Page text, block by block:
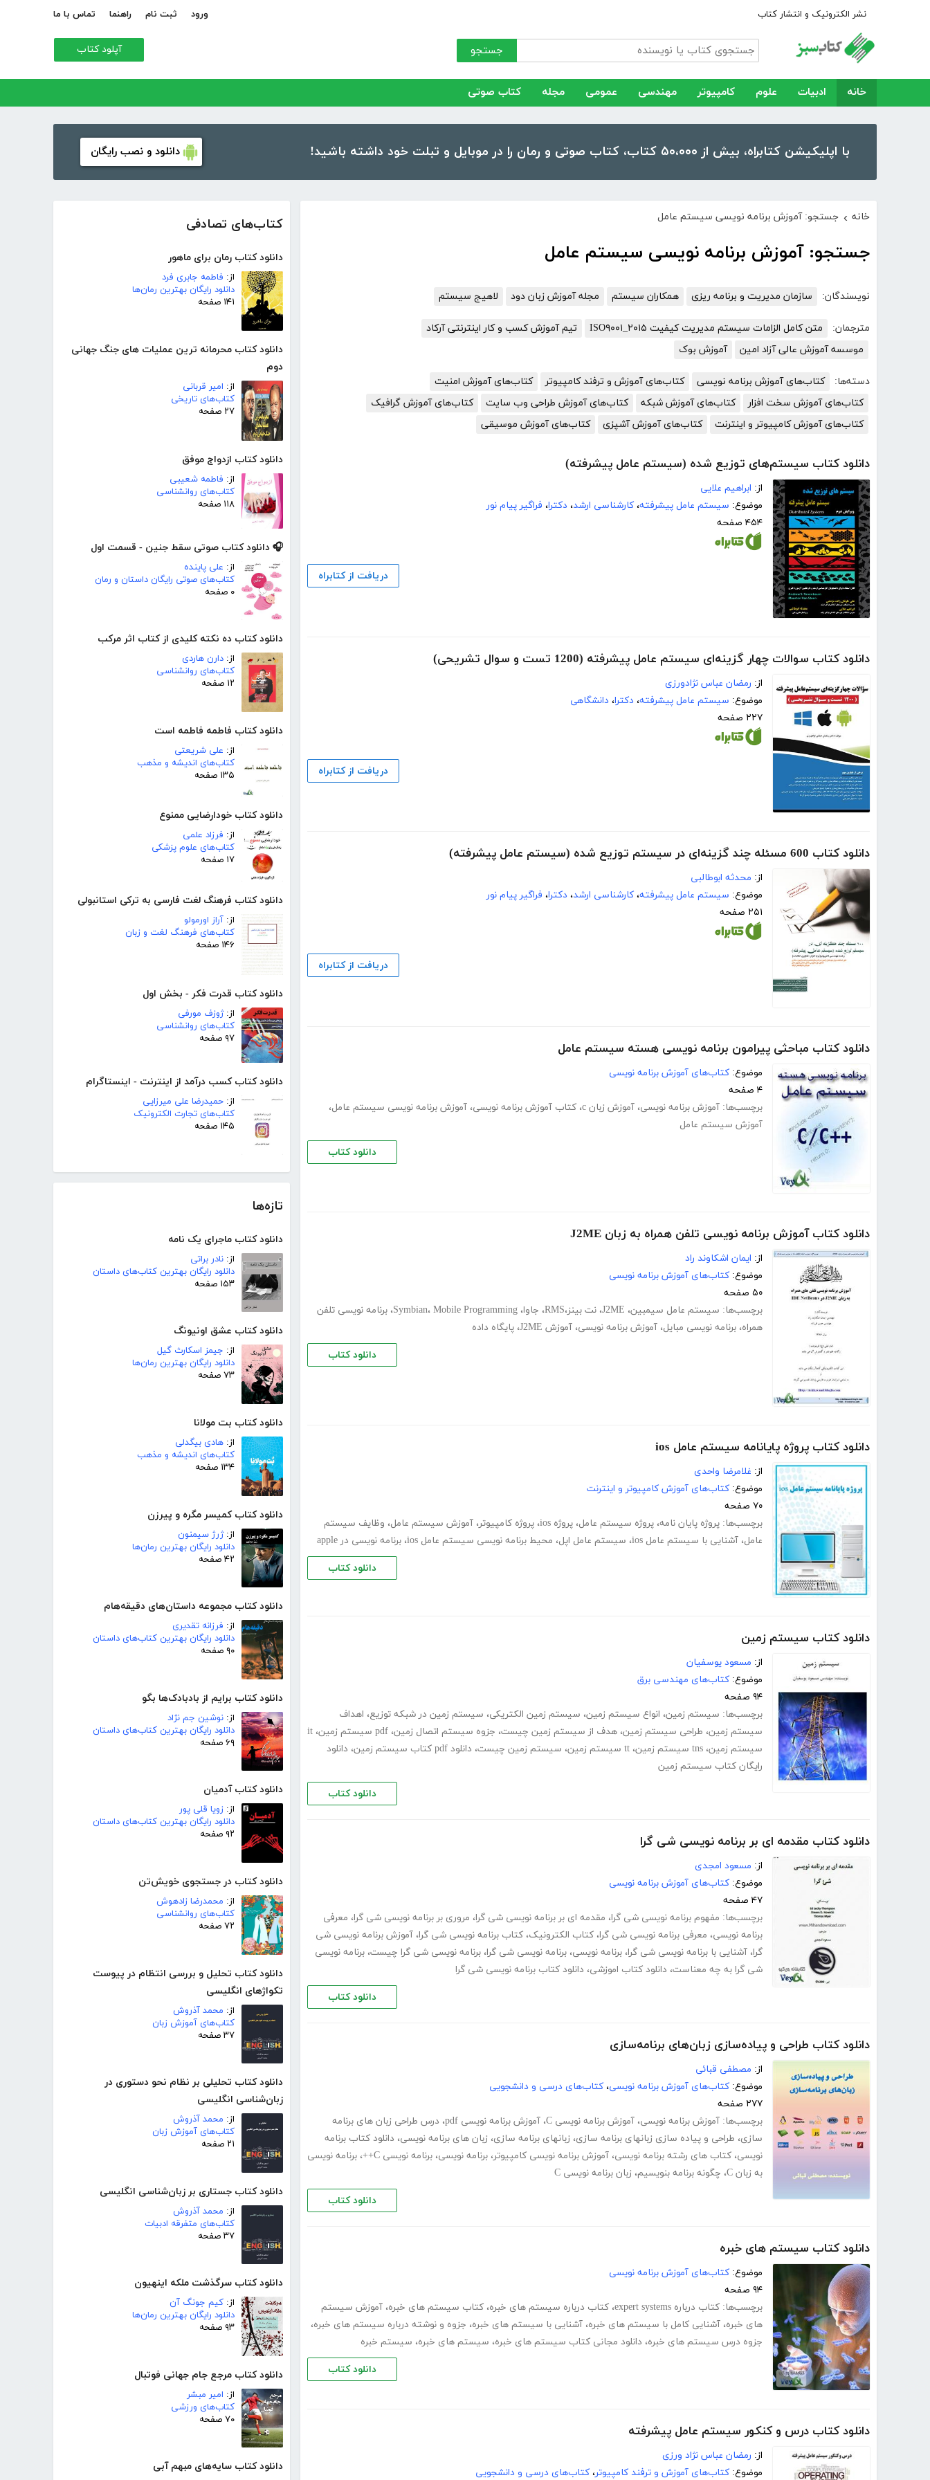
نشر الکترونیک و انتشار کتاب ورود ثبت نام راهنما تماس با ما
جستجو آپلود کتاب
خانه ادبیات علوم کامپیوتر مهندسی عمومی مجله کتاب صوتی
با اپلیکیشن کتابراه، بیش از ۵۰،۰۰۰ کتاب، کتاب صوتی و رمان را در موبایل و تبلت خود داشته باشید! دانلود و نصب رایگان
کتاب‌های تصادفی
دانلود کتاب رمان برای ماهور
از: فاطمه جابری فرد
دانلود رایگان بهترین رمان‌ها
۱۴۱ صفحه
دانلود کتاب محرمانه ترین عملیات های جنگ جهانی
دوم
از: امیر قربانی
کتاب‌های تاریخی
۲۷ صفحه
دانلود کتاب ازدواج موفق
از: فاطمه شعیبی
کتاب‌های روانشناسی
۱۱۸ صفحه
🎧 دانلود کتاب صوتی سقط جنین - قسمت اول
از: علی پاینده
کتاب‌های صوتی رایگان داستان و رمان
۰ صفحه
دانلود کتاب ده نکته کلیدی از کتاب اثر مرکب
از: دارن هاردی
کتاب‌های روانشناسی
۱۲ صفحه
دانلود کتاب فاطمه فاطمه است
از: علی شریعتی
کتاب‌های اندیشه و مذهب
۱۳۵ صفحه
دانلود کتاب خودارضایی ممنوع
از: فرزاد علمی
کتاب‌های علوم پزشکی
۱۷ صفحه
دانلود کتاب فرهنگ لغت فارسی به ترکی استانبولی
از: آراز اورمولو
کتاب‌های فرهنگ لغت و زبان
۱۴۶ صفحه
دانلود کتاب قدرت فکر - بخش اول
از:ژوزف مورفی
کتاب‌های روانشناسی
۹۷ صفحه
دانلود کتاب کسب درآمد از اینترنت - اینستاگرام
از: حمیدرضا علی میرزایی
کتاب‌های تجارت الکترونیک
۱۴۵ صفحه
تازه‌ها
دانلود کتاب ماجرای یک نامه
از: نادر براتی
دانلود رایگان بهترین کتاب‌های داستان
۱۵۳ صفحه
دانلود کتاب عشق اونیونگ
از: جیمز اسکارث گیل
دانلود رایگان بهترین رمان‌ها
۷۳ صفحه
دانلود کتاب بت مولانا
از: هادی بیگدلی
کتاب‌های اندیشه و مذهب
۱۳۴ صفحه
دانلود کتاب کمیسر مگره و پیرزن
از:ژرژ سیمنون
دانلود رایگان بهترین رمان‌ها
۴۲ صفحه
دانلود کتاب مجموعه داستان‌های دقیقه‌هام
از: فرزانه تقدیری
دانلود رایگان بهترین کتاب‌های داستان
۹۰ صفحه
دانلود کتاب برایم از بادبادک‌ها بگو
از: نوشین جم نژاد
دانلود رایگان بهترین کتاب‌های داستان
۶۹ صفحه
دانلود کتاب آدمیان
از: زویا قلی پور
دانلود رایگان بهترین کتاب‌های داستان
۹۲ صفحه
دانلود کتاب در جستجوی خویش‌تن
از: محمدرضا زادهوش
کتاب‌های روانشناسی
۷۲ صفحه
دانلود کتاب تحلیل و بررسی انتظام در پیوست
تکواژهای انگلیسی
از: محمد آذروش
کتاب‌های آموزش زبان
۳۷ صفحه
دانلود کتاب تحلیلی بر نظام نحو دستوری در
زبان‌شناسی انگلیسی
از: محمد آذروش
کتاب‌های آموزش زبان
۲۱ صفحه
دانلود کتاب جستاری بر زبان‌شناسی انگلیسی
از: محمد آذروش
کتاب‌های متفرقه ادبیات
۳۷ صفحه
دانلود کتاب سرگذشت ملکه اینهیون
از: کیم جونگ آن
دانلود رایگان بهترین رمان‌ها
۹۳ صفحه
دانلود کتاب مرجع جام جهانی فوتبال
از: امیر مبشر
کتاب‌های ورزشی
۷۰ صفحه
دانلود کتاب سایه‌های مبهم آبی
خانه › جستجو: آموزش برنامه نویسی سیستم عامل
جستجو: آموزش برنامه نویسی سیستم عامل
نویسندگان: سازمان مدیریت و برنامه ریزی همکاران سیستم مجله آموزش زبان دود لاهیج سیستم
مترجمان: متن کامل الزامات سیستم مدیریت کیفیت ISO۹۰۰۱_۲۰۱۵
تیم آموزش کسب و کار اینترنتی آرکاد
موسسه آموزش عالی آزاد امین
آموزش بوک
دسته‌ها: کتاب‌های آموزش برنامه نویسی کتاب‌های آموزش و ترفند کامپیوتر
کتاب‌های آموزش امنیت
کتاب‌های آموزش سخت افزار
کتاب‌های آموزش شبکه کتاب‌های آموزش طراحی وب سایت
کتاب‌های آموزش گرافیک
کتاب‌های آموزش کامپیوتر و اینترنت
کتاب‌های آموزش آشپزی کتاب‌های آموزش موسیقی
دانلود کتاب سیستم‌های توزیع شده (سیستم عامل پیشرفته)
از: ابراهیم علایی
موضوع: سیستم عامل پیشرفته، کارشناسی ارشد، دکترا، فراگیر پیام نور
۴۵۴ صفحه
دریافت از کتابراه
دانلود کتاب سوالات چهار گزینه‌ای سیستم عامل پیشرفته (1200 تست و سوال تشریحی)
از: رمضان عباس نژادورزی
موضوع: سیستم عامل پیشرفته، دکترا، دانشگاهی
۲۲۷ صفحه
دریافت از کتابراه
دانلود کتاب 600 مسئله چند گزینه‌ای در سیستم توزیع شده (سیستم عامل پیشرفته)
از: محدثه ابوطالبی
موضوع: سیستم عامل پیشرفته، کارشناسی ارشد، دکترا، فراگیر پیام نور
۲۵۱ صفحه
دریافت از کتابراه
دانلود کتاب مباحثی پیرامون برنامه نویسی هسته سیستم عامل
موضوع: کتاب‌های آموزش برنامه نویسی
۴ صفحه
برچسب‌ها: آموزش برنامه نویسی، آموزش زبان c ، کتاب آموزش برنامه نویسی، آموزش برنامه نویسی سیستم عامل،
آموزش سیستم عامل
دانلود کتاب
دانلود کتاب آموزش برنامه نویسی تلفن همراه به زبان J2ME
از: ایمان اشکاوند راد
موضوع: کتاب‌های آموزش برنامه نویسی
۵۰ صفحه
برچسب‌ها: سیستم عامل سیمبین، J2ME، نت بینز،RMS ، جاوا، Symbian، Mobile Programming ، برنامه نویسی تلفن
همراه، برنامه نویسی مبایل، آموزش برنامه نویسی، آموزش J2ME ، پایگاه داده
دانلود کتاب
دانلود کتاب پروژه پایانامه سیستم عامل ios
از: غلامرضا واحدی
موضوع: کتاب‌های آموزش کامپیوتر و اینترنت
۷۰ صفحه
برچسب‌ها: پروژه پایان نامه، پروژه سیستم عامل، پروژه ios ، پروژه کامپیوتر، آموزش سیستم عامل، وظایف سیستم
عامل، آشنایی با سیستم عامل ios ، سیستم عامل اپل، محیط برنامه نویسی سیستم عامل ios ، برنامه نویسی در apple
دانلود کتاب
دانلود کتاب سیستم زمین
از: مسعود یوسفیان
موضوع: کتاب‌های مهندسی برق
۹۴ صفحه
برچسب‌ها: سیستم زمین، انواع سیستم زمین، سیستم زمین الکتریکی، سیستم زمین در شبکه توزیع، اهداف
سیستم زمین، طراحی سیستم زمین، هدف از سیستم زمین چیست، جزوه سیستم اتصال زمین، pdf سیستم زمین ، it
سیستم زمین، tns سیستم زمین ، tt سیستم زمین ، سیستم زمین چیست، دانلود pdf کتاب سیستم زمین ، دانلود
رایگان کتاب سیستم زمین
دانلود کتاب
دانلود کتاب مقدمه ای بر برنامه نویسی شی گرا
از: مسعود امجدی
موضوع: کتاب‌های آموزش برنامه نویسی
۴۷ صفحه
برچسب‌ها: مفهوم برنامه نویسی شی گرا، مقدمه ای بر برنامه نویسی شی گرا، مروری بر برنامه نویسی شی گرا، معرفی
برنامه نویسی، معرفی برنامه نویسی شی گرا، کتاب الکترونیک، کتاب برنامه نویسی شی گرا، آموزش برنامه نویسی شی
گرا، آشنایی با برنامه نویسی شی گرا، برنامه نویسی، برنامه نویسی شی گرا، برنامه نویسی شی گرا چیست، برنامه نویسی
شی گرا به چه معناست، دانلود کتاب اموزشی، دانلود کتاب برنامه نویسی شی گرا
دانلود کتاب
دانلود کتاب طراحی و پیاده‌سازی زبان‌های برنامه‌سازی
از: مصطفی قبائی
موضوع: کتاب‌های آموزش برنامه نویسی، کتاب‌های درسی و دانشجویی
۲۷۷ صفحه
برچسب‌ها: آموزش برنامه نویسی، آموزش برنامه نویسی C ، آموزش برنامه نویسی pdf ، درس طراحی زبان های برنامه
سازی، طراحی و پیاده سازی زبانهای برنامه سازی، زبانهای برنامه سازی، زبان های برنامه نویسی، دانلود کتاب برنامه
نویسی، کتاب های رشته برنامه نویسی، آموزش برنامه نویسی کامپیوتر، برنامه نویسی، برنامه نویسی C++ ، برنامه نویسی
به زبان C
، چگونه برنامه بنویسیم، زبان برنامه نویسی C
دانلود کتاب
دانلود کتاب سیستم های خبره
موضوع: کتاب‌های آموزش برنامه نویسی
۹۴ صفحه
برچسب‌ها: کتاب درباره expert systems ، کتاب درباره سیستم های خبره، کتاب سیستم های خبره، آموزش سیستم
های خبره، آشنایی کامل با سیستم های خبره، آشنایی با سیستم های خبره، جزوه و نوشته درباره سیستم های خبره،
جزوه درس سیستم های خبره، دانلود مجانی کتاب سیستم های خبره، سیستم های خبره، سیستم خبره
دانلود کتاب
دانلود کتاب درس و کنکور سیستم عامل پیشرفته
از: رمضان عباس نژاد ورزی
موضوع: کتاب‌های آموزش و ترفند کامپیوتر، کتاب‌های درسی و دانشجویی